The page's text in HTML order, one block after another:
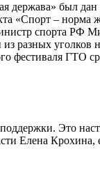
был
«Спорт – норма
спорта
разных
фестиваля ГТО
Это
Елена Крохина,